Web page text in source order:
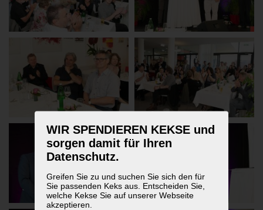
WIR SPENDIEREN KEKSE und
sorgen damit für Ihren
Datenschutz.
Greifen Sie zu und suchen Sie sich den für
Sie passenden Keks aus. Entscheiden Sie,
welche Kekse Sie auf unserer Webseite
akzeptieren.